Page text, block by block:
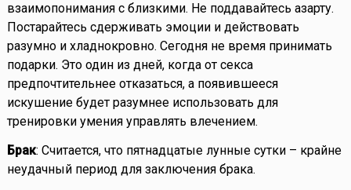
взаимопонимания с близкими. Не поддавайтесь азарту.
Постарайтесь сдерживать эмоции и действовать
разумно и хладнокровно. Сегодня не время принимать
подарки. Это один из дней, когда от секса
предпочтительнее отказаться, а появившееся
искушение будет разумнее использовать для
тренировки умения управлять влечением.
Брак: Считается, что пятнадцатые лунные сутки – крайне
неудачный период для заключения брака.